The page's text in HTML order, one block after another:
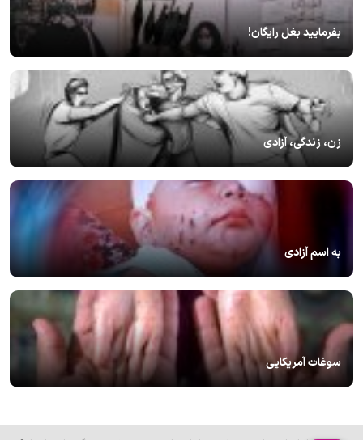
بفرمایید بغل رایگان!
زن، زندگی، آزادی
به اسم آزادی
سوغات آمریکایی